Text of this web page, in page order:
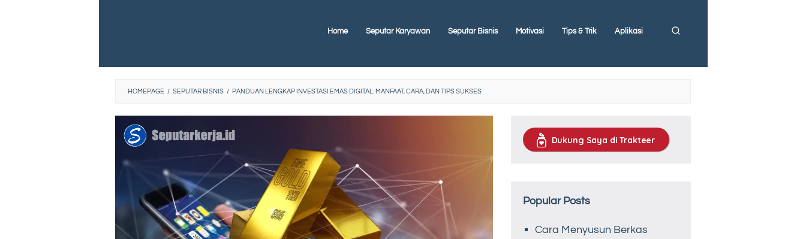
Home Seputar Karyawan Seputar Bisnis Motivasi Tips & Trik Aplikasi
HOMEPAGE / SEPUTAR BISNIS / PANDUAN LENGKAP INVESTASI EMAS DIGITAL: MANFAAT, CARA, DAN TIPS SUKSES
Dukung Saya di Trakteer
Popular Posts
Cara Menyusun Berkas